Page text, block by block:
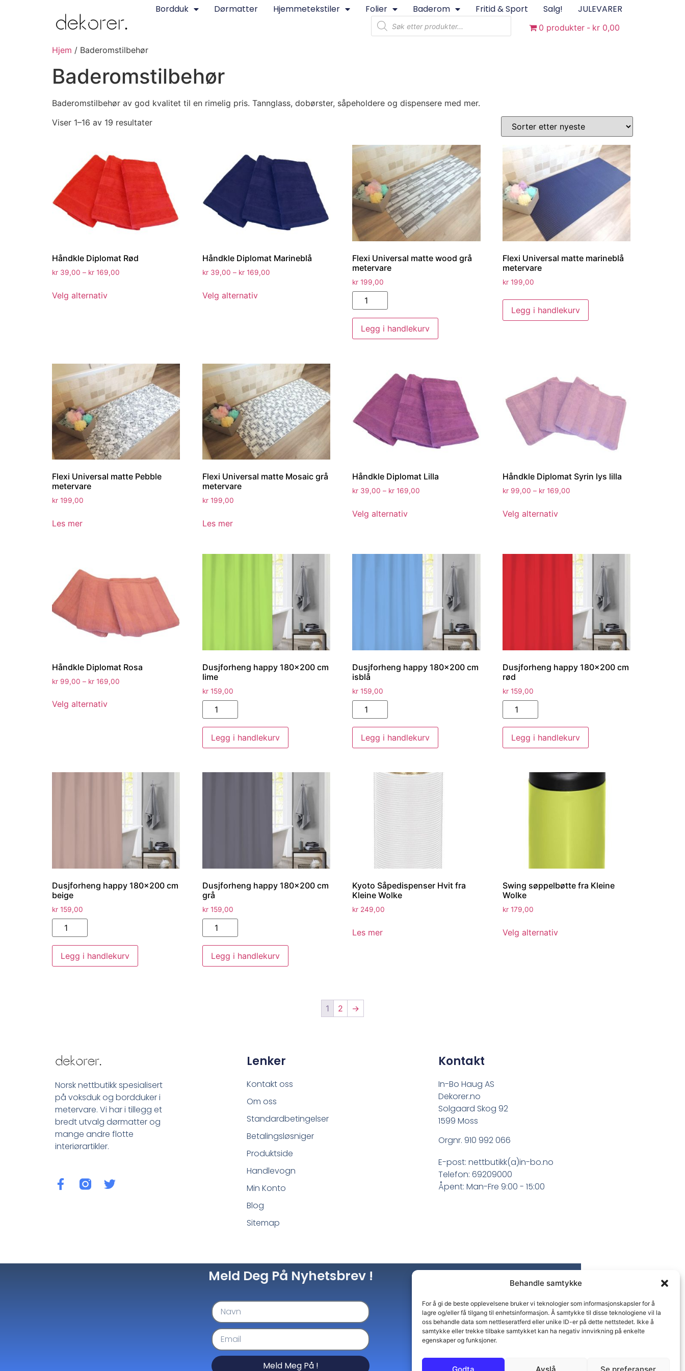
Behandle samtykke
For å gi de beste opplevelsene bruker vi teknologier som informasjonskapsler for å
lagre og/eller få tilgang til enhetsinformasjon. Å samtykke til disse teknologiene vil la
oss behandle data som nettleseratferd eller unike ID-er på dette nettstedet. Ikke å
samtykke eller trekke tilbake samtykket kan ha negativ innvirkning på enkelte
egenskaper og funksjoner.
Godta Avslå Se preferanser
Bordduk Dørmatter Hjemmetekstiler Folier Baderom Fritid & Sport Salg! JULEVARER
0 produkter kr 0,00
Hjem / Baderomstilbehør
Baderomstilbehør
Baderomstilbehør av god kvalitet til en rimelig pris. Tannglass, dobørster, såpeholdere og dispensere med mer.
Viser 1–16 av 19 resultater
Håndkle Diplomat Rød
kr 39,00 – kr 169,00
Velg alternativ
Håndkle Diplomat Marineblå
kr39,00 – kr169,00
Velg alternativ
Flexi Universal matte wood grå
metervare
kr 199,00
Legg i handlekurv
Flexi Universal matte marineblå
metervare
kr 199,00
Legg i handlekurv
Flexi Universal matte Pebble
metervare
kr 199,00
Les mer
Flexi Universal matte Mosaic grå
metervare
kr199,00
Les mer
Håndkle Diplomat Lilla
kr 39,00 – kr 169,00
Velg alternativ
Håndkle Diplomat Syrin lys lilla
kr 99,00 – kr 169,00
Velg alternativ
Håndkle Diplomat Rosa
kr 99,00 – kr 169,00
Velg alternativ
Dusjforheng happy 180×200 cm
lime
kr159,00
Legg i handlekurv
Dusjforheng happy 180×200 cm
isblå
kr 159,00
Legg i handlekurv
Dusjforheng happy 180×200 cm
rød
kr 159,00
Legg i handlekurv
Dusjforheng happy 180×200 cm
beige
kr 159,00
Legg i handlekurv
Dusjforheng happy 180×200 cm
grå
kr159,00
Legg i handlekurv
Kyoto Såpedispenser Hvit fra
Kleine Wolke
kr 249,00
Les mer
Swing søppelbøtte fra Kleine
Wolke
kr 179,00
Velg alternativ
1 2 →
Norsk nettbutikk spesialisert
på voksduk og bordduker i
metervare. Vi har i tillegg et
bredt utvalg dørmatter og
mange andre flotte
interiørartikler.
Lenker
Kontakt oss
Om oss
Standardbetingelser
Betalingsløsniger
Produktside
Handlevogn
Min Konto
Blog
Sitemap
Kontakt
In-Bo Haug AS
Dekorer.no
Solgaard Skog 92
1599 Moss
Orgnr. 910 992 066
E-post: nettbutikk(a)in-bo.no
Telefon: 69209000
Åpent: Man-Fre 9:00 - 15:00
Meld Deg På Nyhetsbrev !
Meld Meg På !